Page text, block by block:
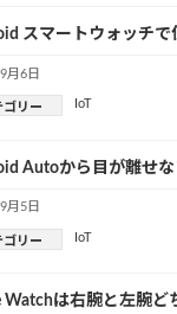
スマートウォッチで
月6日
ゴリー IoT
Autoから目が離せな
月5日
ゴリー IoT
Watchは右腕と左腕ど